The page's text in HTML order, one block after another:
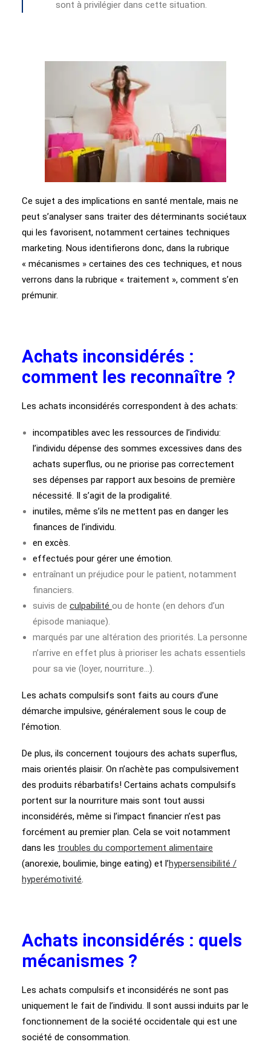
sont à privilégier dans cette situation.
Ce sujet a des implications en santé mentale, mais ne
peut s’analyser sans traiter des déterminants sociétaux
qui les favorisent, notamment certaines techniques
marketing. Nous identifierons donc, dans la rubrique
« mécanismes » certaines des ces techniques, et nous
verrons dans la rubrique « traitement », comment s’en
prémunir.
Achats inconsidérés :
comment les reconnaître ?
Les achats inconsidérés correspondent à des achats:
incompatibles avec les ressources de l’individu:
l’individu dépense des sommes excessives dans des
achats superflus, ou ne priorise pas correctement
ses dépenses par rapport aux besoins de première
nécessité. Il s’agit de la prodigalité.
inutiles, même s’ils ne mettent pas en danger les
finances de l’individu.
en excès.
effectués pour gérer une émotion.
entraînant un préjudice pour le patient, notamment
financiers.
suivis de culpabilité ou de honte (en dehors d’un
épisode maniaque).
marqués par une altération des priorités. La personne
n’arrive en effet plus à prioriser les achats essentiels
pour sa vie (loyer, nourriture…).
Les achats compulsifs sont faits au cours d’une
démarche impulsive, généralement sous le coup de
l’émotion.
De plus, ils concernent toujours des achats superflus,
mais orientés plaisir. On n’achète pas compulsivement
des produits rébarbatifs! Certains achats compulsifs
portent sur la nourriture mais sont tout aussi
inconsidérés, même si l’impact financier n’est pas
forcément au premier plan. Cela se voit notamment
dans les troubles du comportement alimentaire
(anorexie, boulimie, binge eating) et l’hypersensibilité /
hyperémotivité.
Achats inconsidérés : quels
mécanismes ?
Les achats compulsifs et inconsidérés ne sont pas
uniquement le fait de l’individu. Il sont aussi induits par le
fonctionnement de la société occidentale qui est une
société de consommation.